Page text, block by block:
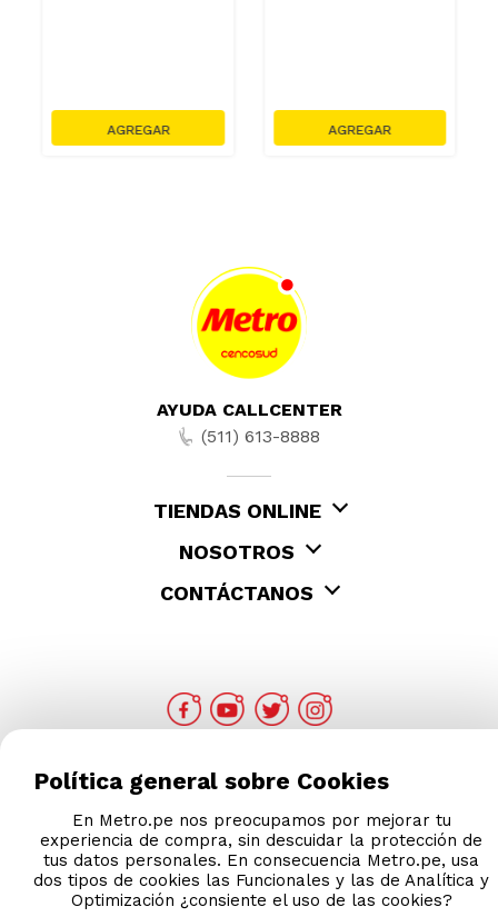
AYUDA CALLCENTER
(511) 613-8888
TIENDAS ONLINE
NOSOTROS
CONTÁCTANOS
COMPRAS 100% SEGURAS
Esta tienda usa Niubiz para realizar transacciones
electrónicas.
Política general sobre Cookies
En Metro.pe nos preocupamos por mejorar tu
experiencia de compra, sin descuidar la protección de
tus datos personales. En consecuencia Metro.pe, usa
dos tipos de cookies las Funcionales y las de Analítica y
Optimización ¿consiente el uso de las cookies?